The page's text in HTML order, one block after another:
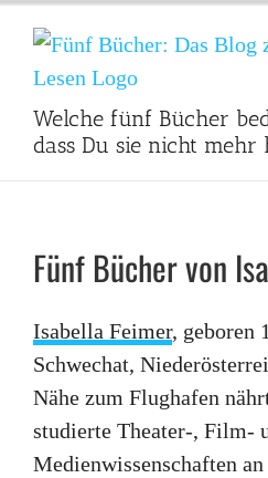
Inhalt
springen
Welche fünf Bücher
dass Du sie nicht
Fünf Bücher von
Isabella Feimer, geboren
Schwechat,
Nähe zum Flughafen
studierte Theater-, Film-
Medienwissenschaften